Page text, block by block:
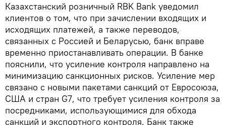
Казахстанский розничный RBK Bank уведомил
клиентов о том, что при зачислении входящих и
исходящих платежей, а также переводов,
связанных с Россией и Беларусью, банк вправе
временно приостанавливать операции. В банке
пояснили, что усиление контроля направлено на
минимизацию санкционных рисков. Усиление мер
связано с новыми пакетами санкций от Евросоюза,
США и стран G7, что требует усиления контроля за
посредниками, использующимися для обхода
санкций и экспортного контроля. Банк также